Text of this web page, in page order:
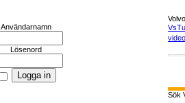
Användarnamn
Lösenord
Sök